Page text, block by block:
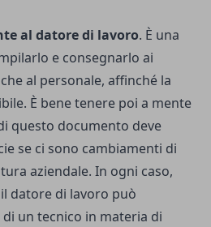
al datore di lavoro. È una
e consegnarlo ai
al personale, affinché la
È bene tenere poi a mente
questo documento deve
se ci sono cambiamenti di
aziendale. In ogni caso,
datore di lavoro può
un tecnico in materia di